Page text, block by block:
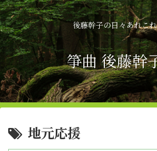
後藤幹子の日々あれこれ
箏曲 後藤幹
地元応援